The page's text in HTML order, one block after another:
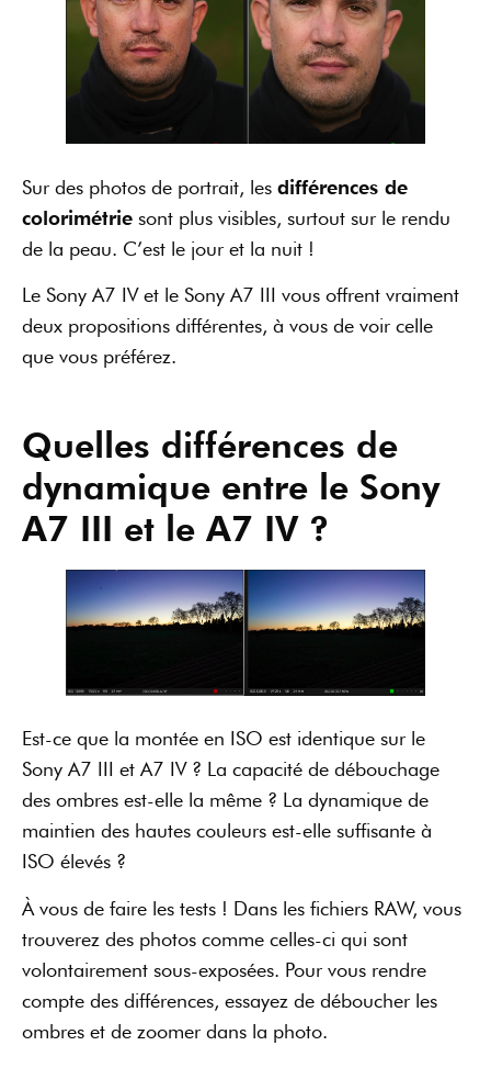
Sur des photos de portrait, les différences de
colorimétrie sont plus visibles, surtout sur le rendu
de la peau. C’est le jour et la nuit !
Le Sony A7 IV et le Sony A7 III vous offrent vraiment
deux propositions différentes, à vous de voir celle
que vous préférez.
Quelles différences de
dynamique entre le Sony
A7 III et le A7 IV ?
Est-ce que la montée en ISO est identique sur le
Sony A7 III et A7 IV ? La capacité de débouchage
des ombres est-elle la même ? La dynamique de
maintien des hautes couleurs est-elle suffisante à
ISO élevés ?
À vous de faire les tests ! Dans les fichiers RAW, vous
trouverez des photos comme celles-ci qui sont
volontairement sous-exposées. Pour vous rendre
compte des différences, essayez de déboucher les
ombres et de zoomer dans la photo.